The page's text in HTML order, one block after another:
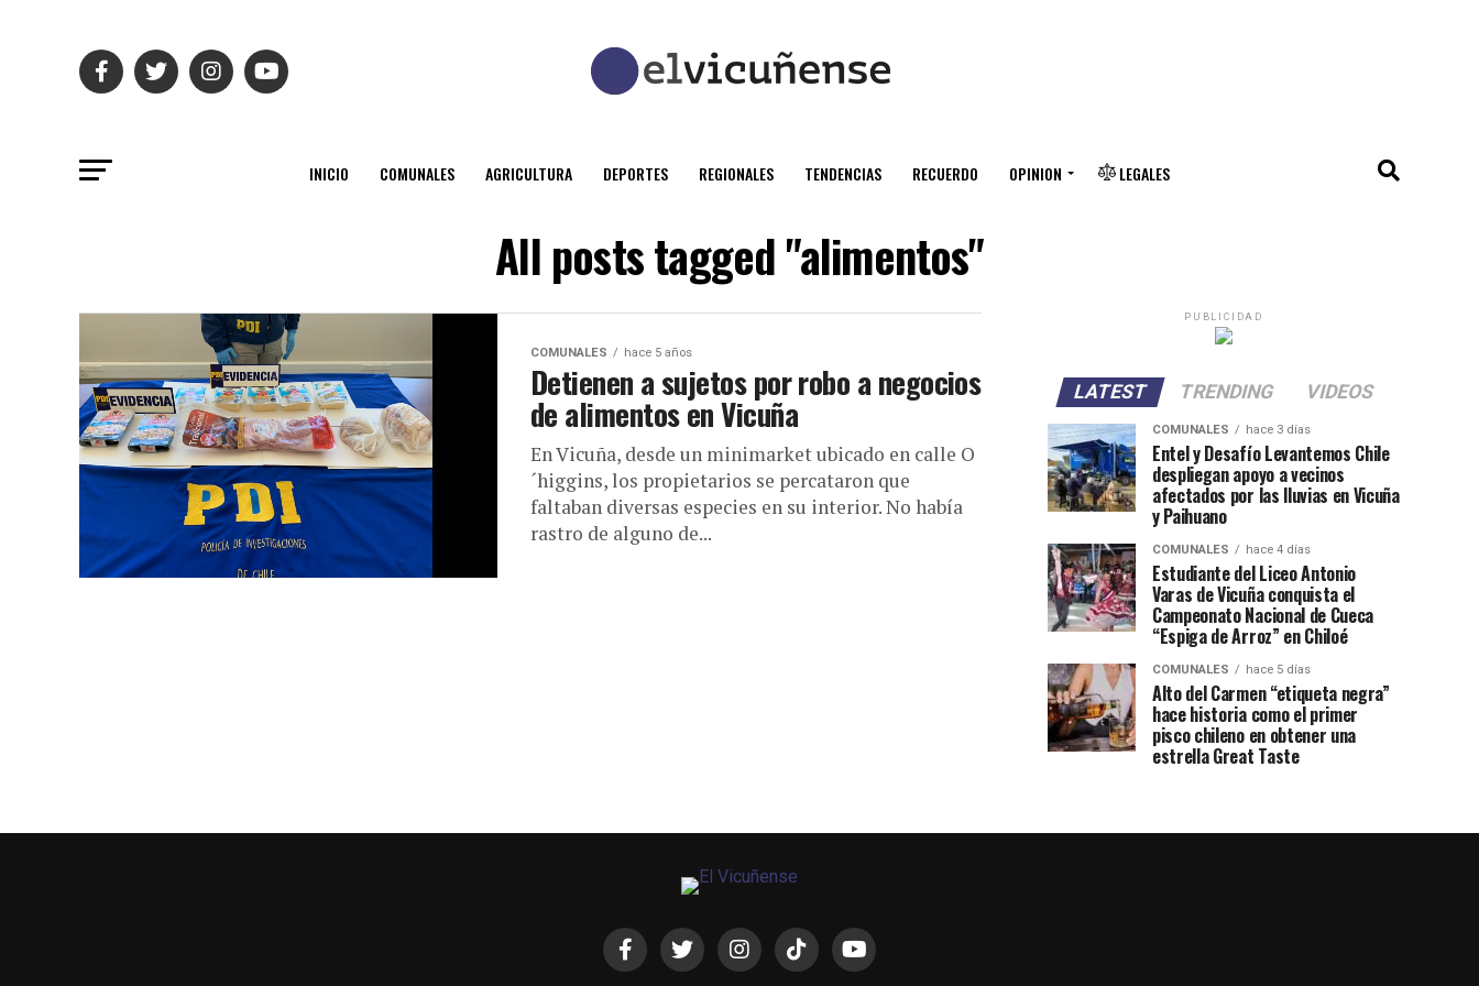
INICIO COMUNALES AGRICULTURA DEPORTES REGIONALES TENDENCIAS RECUERDO OPINION LEGALES
All posts tagged "alimentos"
COMUNALES hace 5 años
Detienen a sujetos por robo a negocios
de alimentos en Vicuña
En Vicuña, desde un minimarket ubicado en calle O
´higgins, los propietarios se percataron que
faltaban diversas especies en su interior. No había
rastro de alguno de...
PUBLICIDAD
LATEST TRENDING VIDEOS
COMUNALES hace 3 días
Entel y Desafío Levantemos Chile
despliegan apoyo a vecinos
afectados por las lluvias en Vicuña
y Paihuano
COMUNALES hace 4 días
Estudiante del Liceo Antonio
Varas de Vicuña conquista el
Campeonato Nacional de Cueca
“Espiga de Arroz” en Chiloé
COMUNALES hace 5 días
Alto del Carmen “etiqueta negra”
hace historia como el primer
pisco chileno en obtener una
estrella Great Taste